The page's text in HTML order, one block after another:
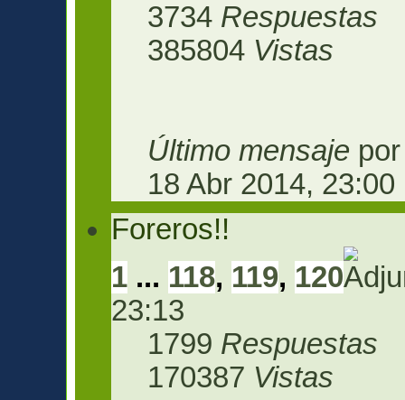
3734 Respuestas
385804 Vistas
Último mensaje
18 Abr 2014, 23:00
Foreros!!
1 ... 118, 119, 120
23:13
1799 Respuestas
170387 Vistas